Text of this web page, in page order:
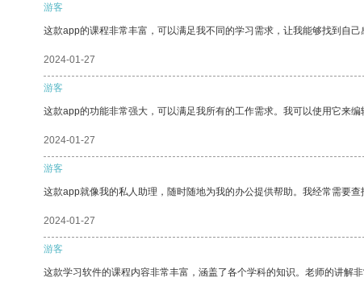
游客
这款app的课程非常丰富，可以满足我不同的学习需求，让我能够找到自己
2024-01-27
游客
这款app的功能非常强大，可以满足我所有的工作需求。我可以使用它来编
2024-01-27
游客
这款app就像我的私人助理，随时随地为我的办公提供帮助。我经常需要
2024-01-27
游客
这款学习软件的课程内容非常丰富，涵盖了各个学科的知识。老师的讲解